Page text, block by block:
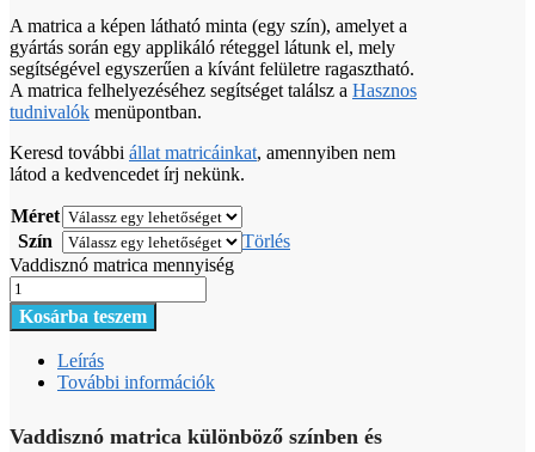
A matrica a képen látható minta (egy szín), amelyet a
gyártás során egy applikáló réteggel látunk el, mely
segítségével egyszerűen a kívánt felületre ragasztható.
A matrica felhelyezéséhez segítséget találsz a Hasznos
tudnivalók menüpontban.
Keresd további állat matricáinkat, amennyiben nem
látod a kedvencedet írj nekünk.
Méret
Szín
Törlés
Vaddisznó matrica mennyiség
Kosárba teszem
Leírás
További információk
Vaddisznó matrica különböző színben és